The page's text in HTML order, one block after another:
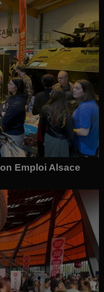
Emploi Alsace